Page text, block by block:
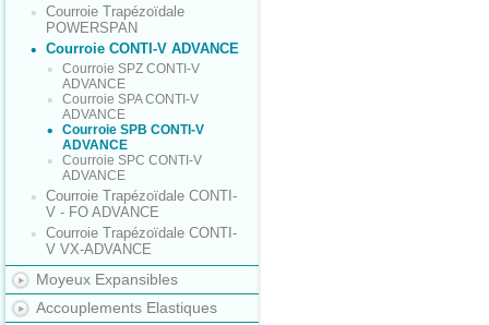
Courroie Trapézoïdale
POWERSPAN
Courroie CONTI-V ADVANCE
Courroie SPZ CONTI-V
ADVANCE
Courroie SPA CONTI-V
ADVANCE
Courroie SPB CONTI-V
ADVANCE
Courroie SPC CONTI-V
ADVANCE
Courroie Trapézoïdale CONTI-
V - FO ADVANCE
Courroie Trapézoïdale CONTI-
V VX-ADVANCE
Moyeux Expansibles
Accouplements Elastiques